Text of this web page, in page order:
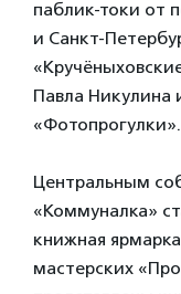
паблик-токи от
и Санкт-
Павла Никулина
«Фотопрогулки».
Центральным
«Коммуналка»
книжная
мастерских